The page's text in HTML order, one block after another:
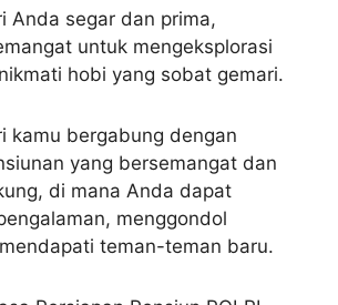
Anda segar dan prima,
untuk mengeksplorasi
hobi yang sobat gemari.
kamu bergabung dengan
yang bersemangat dan
di mana Anda dapat
menggondol
teman-teman baru.